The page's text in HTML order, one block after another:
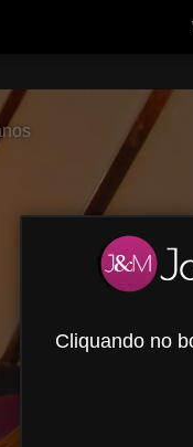
Cliquando no